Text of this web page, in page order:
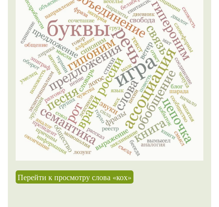
Перейти к просмотру слова «кох»